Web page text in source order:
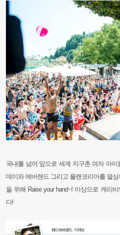
국내를 넘어 앞으로 세계 지구촌 여자 아
데이와 에버랜드 그리고 플랜코리아를 열심
을 위해 Raise your hand~! 이상으로 캐리
다!